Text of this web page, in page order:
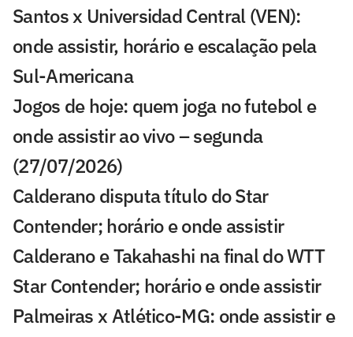
Santos x Universidad Central (VEN):
onde assistir, horário e escalação pela
Sul-Americana
Jogos de hoje: quem joga no futebol e
onde assistir ao vivo – segunda
(27/07/2026)
Calderano disputa título do Star
Contender; horário e onde assistir
Calderano e Takahashi na final do WTT
Star Contender; horário e onde assistir
Palmeiras x Atlético-MG: onde assistir e